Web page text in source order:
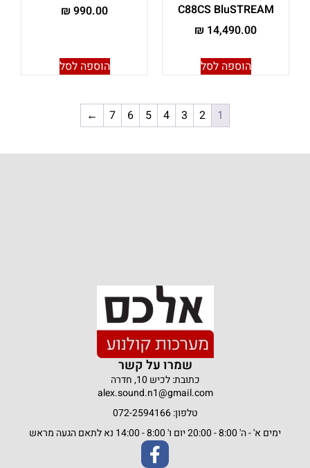
C88CS BluSTREAM
₪ 14,490.00
הוספה לסל
₪ 990.00
הוספה לסל
1
2
3
4
5
6
7
←
שמרו על קשר
כתובת: לכיש 10, חדרה
alex.sound.n1@gmail.com
טלפון: 072-2594166
ימים א' - ה' 8:00 - 20:00 יום ו' 8:00 - 14:00 נא לתאם הגעה מראש